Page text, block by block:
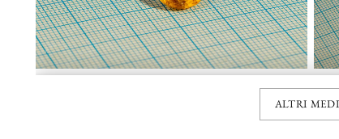
ALTRI